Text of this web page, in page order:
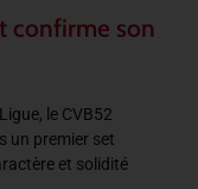
confirme son
le CVB52
un premier set
et solidité